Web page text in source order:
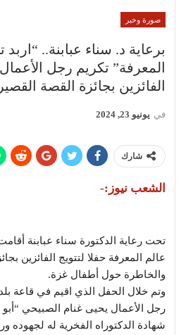
صورة وخبر
برعاية د. سناء عبابنة.. “اربد
المعرفة” تكريم رجل
الفائزين بجائزة القصة
في يونيو 23, 2024
شارك
الشعب نيوز:-
تحت رعاية الدكتورة سناء عبابنة
عالم المعرفة حفلا لتتويج الفائزين
والخاطرة حول أطفال غزة.
وتم خلال الحفل الذي اقيم في قاعة
رجل الأعمال يحيى غنام الصبيحي
شهادة الدكتوراه الفخرية له لجهوده